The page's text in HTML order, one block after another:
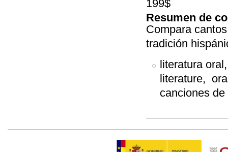
199$
Resumen de
Compara
tradición
literatura
literature,
canciones